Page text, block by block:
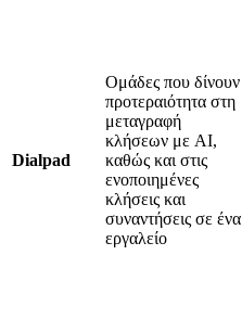
Dialpad
Ομάδες που δίνουν
προτεραιότητα στη
μεταγραφή
κλήσεων με AI,
καθώς και στις
ενοποιημένες
κλήσεις και
συναντήσεις σε ένα
εργαλείο